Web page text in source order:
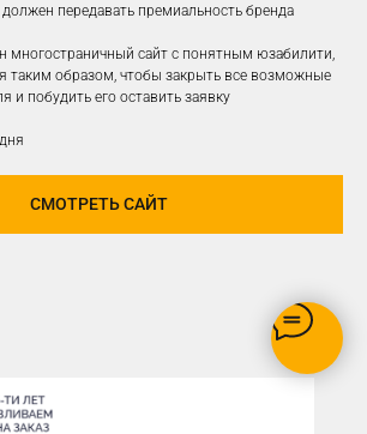
передавать премиальность бренда
многостраничный сайт с понятным юзабилити,
таким образом, чтобы закрыть все возможные
и побудить его оставить заявку
СМОТРЕТЬ САЙТ
БЮДЖЕТА,